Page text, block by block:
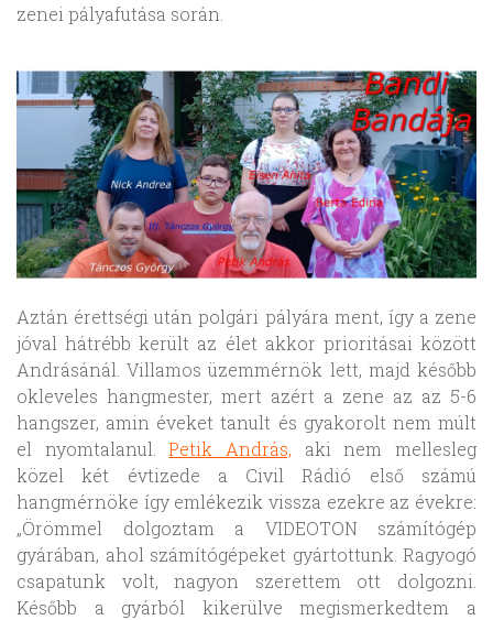
zenei pályafutása során.
Aztán érettségi után polgári pályára ment, így a zene
jóval hátrébb került az élet akkor prioritásai között
Andrásánál. Villamos üzemmérnök lett, majd később
okleveles hangmester, mert azért a zene az az 5-6
hangszer, amin éveket tanult és gyakorolt nem múlt
el nyomtalanul.Petik András, aki nem mellesleg
közel két évtizede a Civil Rádió első számú
hangmérnöke így emlékezik vissza ezekre az évekre:
„Örömmel dolgoztam a VIDEOTON számítógép
gyárában, ahol számítógépeket gyártottunk. Ragyogó
csapatunk volt, nagyon szerettem ott dolgozni.
Később a gyárból kikerülve megismerkedtem a